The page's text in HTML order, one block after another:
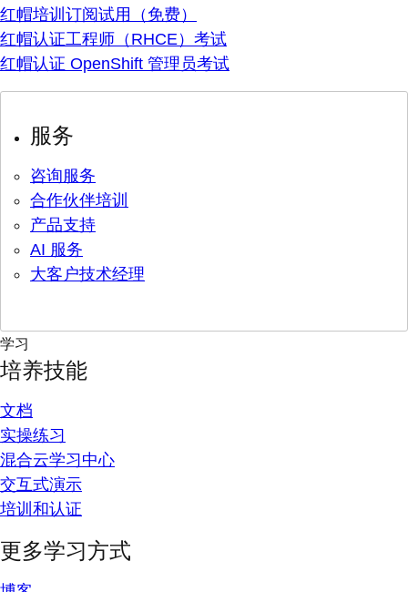
红帽培训订阅试用（免费）
红帽认证工程师（RHCE）考试
红帽认证 OpenShift 管理员考试
服务
咨询服务
合作伙伴培训
产品支持
AI 服务
大客户技术经理
学习
培养技能
文档
实操练习
混合云学习中心
交互式演示
培训和认证
更多学习方式